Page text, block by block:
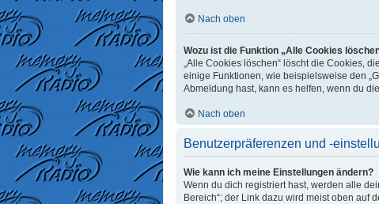
Nach oben
Wozu ist die Funktion „Alle Cookies
„Alle Cookies löschen“ löscht die Cookies,
einige Funktionen, wie beispielsweise den
Abmeldung hast, kann es helfen, wenn du
Nach oben
Benutzerpräferenzen und -
Wie kann ich meine Einstellungen ändern?
Wenn du dich registriert hast, werden alle
Bereich“; der Link dazu wird meist oben auf